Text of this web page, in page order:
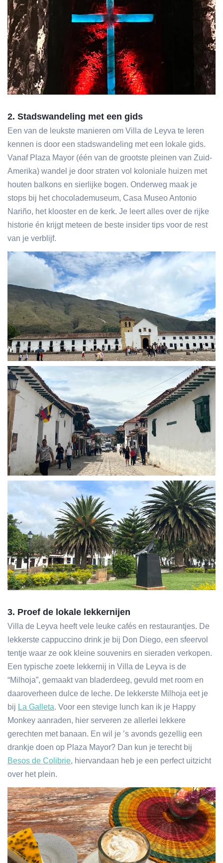
2. Stadswandeling met een gids
Een van de leukste manieren om Villa de Leyva te leren
kennen is door een stadswandeling met een lokale gids.
Vanaf Plaza Mayor (één van de grootste pleinen van Zuid-
Amerika) wandel je door straten vol koloniale huizen met
houten balkons en sierlijke bogen. Onderweg maak je
stops bij het chocolademuseum, Casa Museo Antonio
Nariño, het klooster en de kerk. Je leert alles over de rijke
historie én krijgt meteen de beste insider tips voor de rest
van je verblijf.
3. Proef de lokale lekkernijen
Villa de Leyva heeft vele leuke cafés en restaurantjes. De
lekkerste cappuccino drink je bij Don Diego, een sfeervol
tentje waar ze ook kleine souvenirs en sieraden verkopen.
Een typische zoete lekkernij in Villa de Leyva is de
“Milhoja”, gemaakt van bladerdeeg, gevuld met room en
daaroverheen dulce de leche. De lekkerste Milhoja eet je
bij La Galleta. Voor een stevige lunch kan ik je Happy
Monkey aanraden, hier serveren ze allerlei lekkere
gerechten met banaan. En wil je ’s avonds gezellig een
drankje doen op Plaza Mayor? Dan kun je terecht bij
Besos de Colibrie, hiervandaan heb je een perfect uitzicht
over het plein.